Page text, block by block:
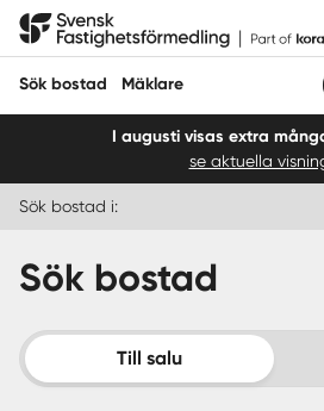
Hoppa
Svensk Fastighetsförmedling
Sök bostad Mäklare
Sälja
Köpa
I augusti visas extra
se aktuella
Sök bostad i:
Sök bostad
Till salu